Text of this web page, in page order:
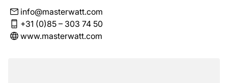
info@masterwatt.com
+31 (0)85 – 303 74 50
www.masterwatt.com